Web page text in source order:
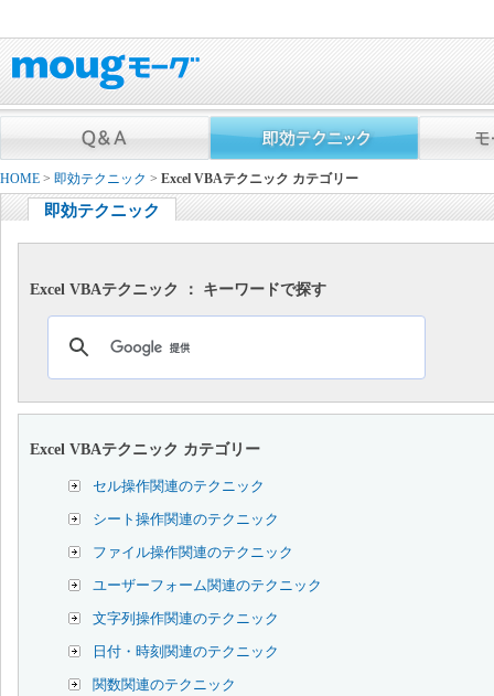
HOME > 即効テクニック > Excel VBAテクニック カテゴリー
即効テクニック
Excel VBAテクニック ： キーワードで探す
Excel VBAテクニック カテゴリー
セル操作関連のテクニック
シート操作関連のテクニック
ファイル操作関連のテクニック
ユーザーフォーム関連のテクニック
文字列操作関連のテクニック
日付・時刻関連のテクニック
関数関連のテクニック